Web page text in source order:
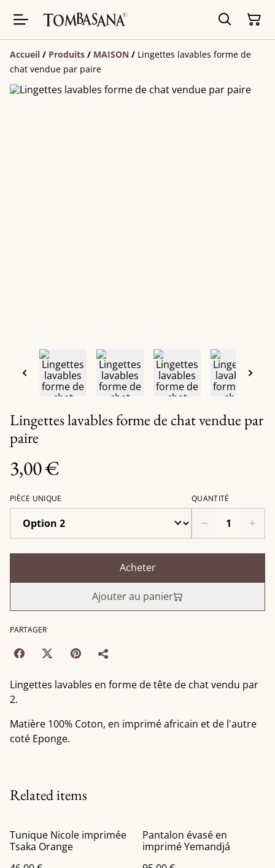
Accueil / Produits / MAISON / Lingettes lavables forme de
chat vendue par paire
Lingettes lavables forme de chat vendue par
paire
3,00 €
PIÈCE UNIQUE QUANTITÉ
Acheter
Ajouter au panier
PARTAGER
Lingettes lavables en forme de tête de chat vendu par
2.
Matière 100% Coton, en imprimé africain et de l'autre
coté Eponge.
Related items
Tunique Nicole imprimée
Tsaka Orange
Pantalon évasé en
imprimé Yemandjá